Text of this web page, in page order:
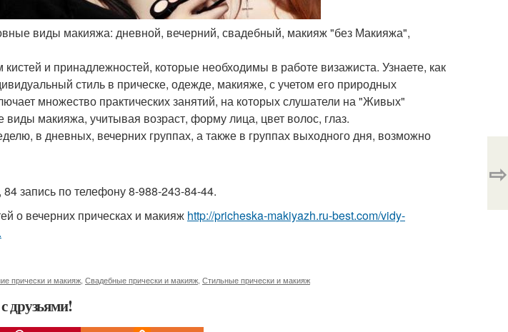
виды макияжа: дневной, вечерний, свадебный, макияж "без Макияжа",
и принадлежностей, которые необходимы в работе визажиста. Узнаете, как
стиль в прическе, одежде, макияже, с учетом его природных
множество практических занятий, на которых слушатели на "Живых"
макияжа, учитывая возраст, форму лица, цвет волос, глаз.
в дневных, вечерних группах, а также в группах выходного дня, возможно
запись по телефону 8-988-243-84-44.
о вечерних прическах и макияж http://pricheska-makiyazh.ru-best.com/vidy-
прически и макияж Свадебные прически и макияж Стильные прически и макияж
друзьями!
⇨